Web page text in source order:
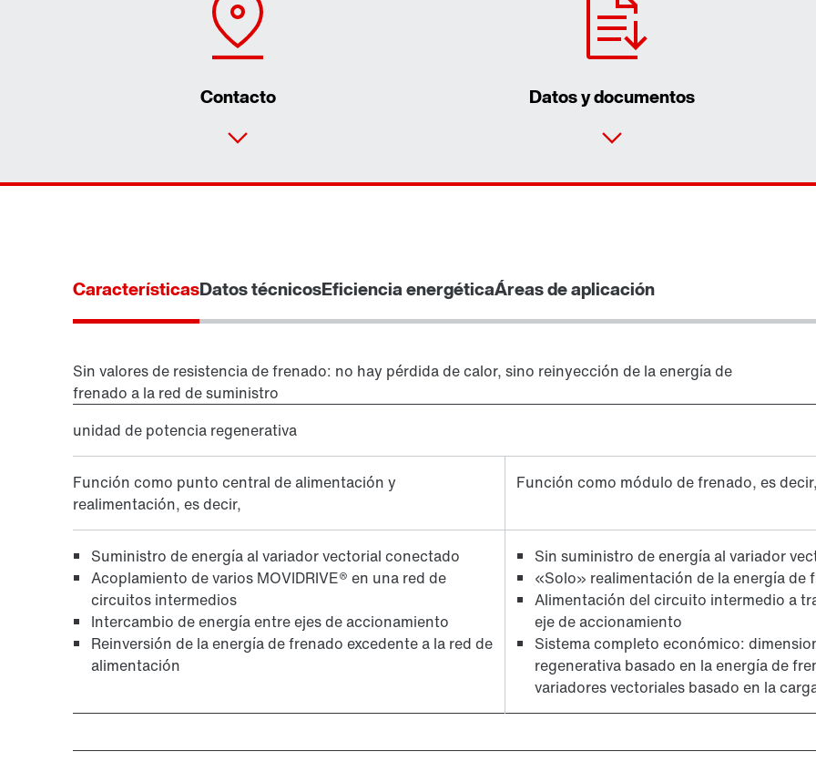
Contacto Datos y documentos
CaracterísticasDatos técnicosEficiencia energéticaÁreas de aplicación
Sin valores de resistencia de frenado: no hay pérdida de calor, sino reinyección de la energía de
frenado a la red de suministro
unidad de potencia regenerativa
Función como punto central de alimentación y
realimentación, es decir,
Función como módulo de frenado, es decir,
Suministro de energía al variador vectorial conectado
Acoplamiento de varios MOVIDRIVE® en una red de
circuitos intermedios
Intercambio de energía entre ejes de accionamiento
Reinversión de la energía de frenado excedente a la red de
alimentación
Sin suministro de energía al variador
«Solo» realimentación de la energía de
Alimentación del circuito intermedio a
eje de accionamiento
Sistema completo económico:
regenerativa basado en la energía de
variadores vectoriales basado en la